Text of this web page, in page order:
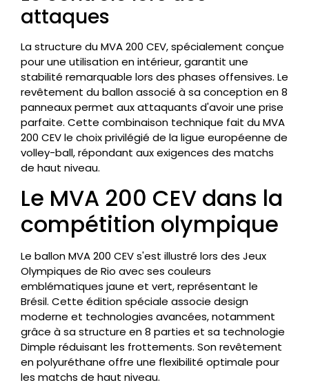
attaques
La structure du MVA 200 CEV, spécialement conçue
pour une utilisation en intérieur, garantit une
stabilité remarquable lors des phases offensives. Le
revêtement du ballon associé à sa conception en 8
panneaux permet aux attaquants d'avoir une prise
parfaite. Cette combinaison technique fait du MVA
200 CEV le choix privilégié de la ligue européenne de
volley-ball, répondant aux exigences des matchs
de haut niveau.
Le MVA 200 CEV dans la
compétition olympique
Le ballon MVA 200 CEV s'est illustré lors des Jeux
Olympiques de Rio avec ses couleurs
emblématiques jaune et vert, représentant le
Brésil. Cette édition spéciale associe design
moderne et technologies avancées, notamment
grâce à sa structure en 8 parties et sa technologie
Dimple réduisant les frottements. Son revêtement
en polyuréthane offre une flexibilité optimale pour
les matchs de haut niveau.